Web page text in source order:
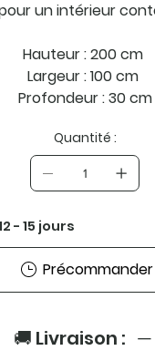
un intérieur
Hauteur : 200 cm
Largeur : 100 cm
Profondeur : 30 cm
Quantité :
- 15 jours
Précommander
🚚 Livraison :